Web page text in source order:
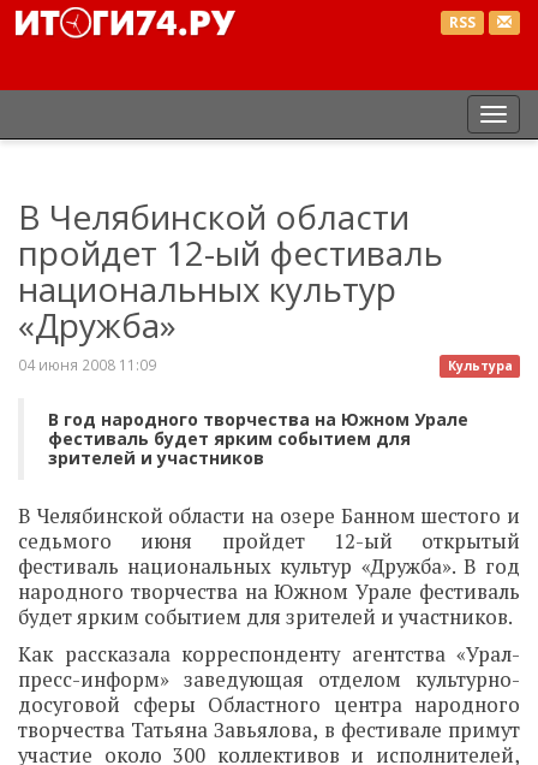
RSS
В Челябинской области
пройдет 12-ый фестиваль
национальных культур
«Дружба»
Культура
04 июня 2008 11:09
В год народного творчества на Южном Урале
фестиваль будет ярким событием для
зрителей и участников
В Челябинской области на озере Банном шестого и
седьмого июня пройдет 12-ый открытый
фестиваль национальных культур «Дружба». В год
народного творчества на Южном Урале фестиваль
будет ярким событием для зрителей и участников.
Как рассказала корреспонденту агентства «Урал-
пресс-информ» заведующая отделом культурно-
досуговой сферы Областного центра народного
творчества Татьяна Завьялова, в фестивале примут
участие около 300 коллективов и исполнителей,